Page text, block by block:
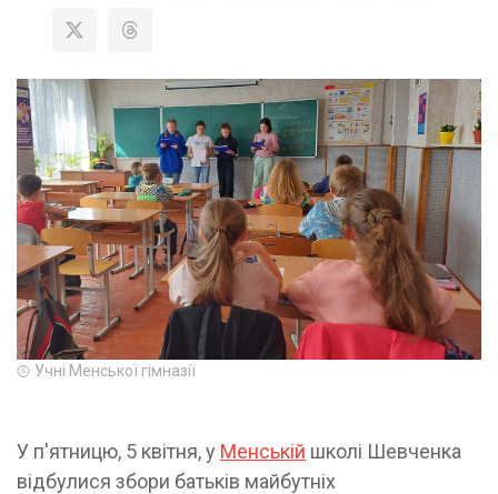
Учні Менської гімназії
У п'ятницю, 5 квітня, у Менській школі Шевченка
відбулися збори батьків майбутніх